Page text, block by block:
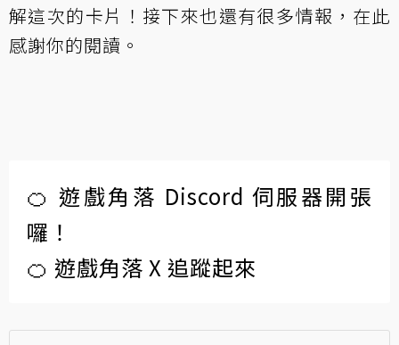
解這次的卡片！接下來也還有很多情報，在此
感謝你的閱讀。
🍊 遊戲角落 Discord 伺服器開張
囉！
🍊 遊戲角落 X 追蹤起來